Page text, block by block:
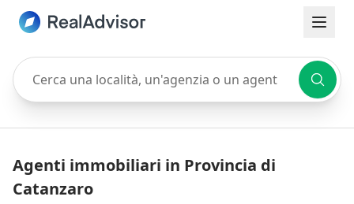
Cerca una località, un'agenzia o un agente
Agenti immobiliari in Provincia di
Catanzaro